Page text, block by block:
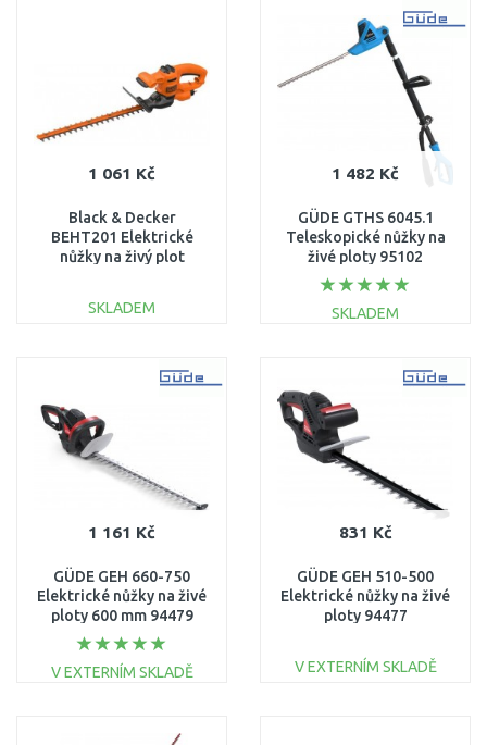
Porovnat
1 061 Kč
Black & Decker
BEHT201 Elektrické
nůžky na živý plot
SKLADEM
1 482 Kč
GÜDE GTHS 6045.1
Teleskopické nůžky na
živé ploty 95102
SKLADEM
Porovnat
1 161 Kč
GÜDE GEH 660-750
Elektrické nůžky na živé
ploty 600 mm 94479
V EXTERNÍM SKLADĚ
831 Kč
GÜDE GEH 510-500
Elektrické nůžky na živé
ploty 94477
V EXTERNÍM SKLADĚ